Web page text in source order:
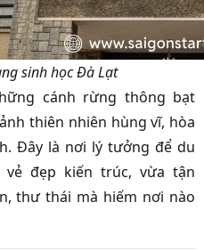
sinh học Đà Lạt
cánh rừng thông bạt
thiên nhiên hùng vĩ, hòa
Đây là nơi lý tưởng để du
vẻ đẹp kiến trúc, vừa tận
thư thái mà hiếm nơi nào